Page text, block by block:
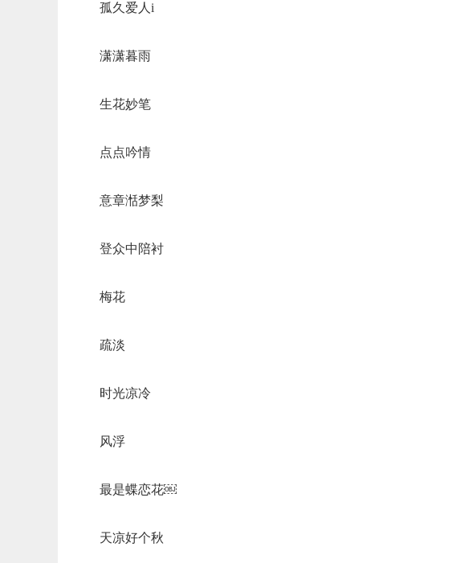
孤久爱人i
潇潇暮雨
生花妙笔
点点吟情
意章湉梦梨
登众中陪衬
梅花
疏淡
时光凉冷
风浮
最是蝶恋花￼
天凉好个秋